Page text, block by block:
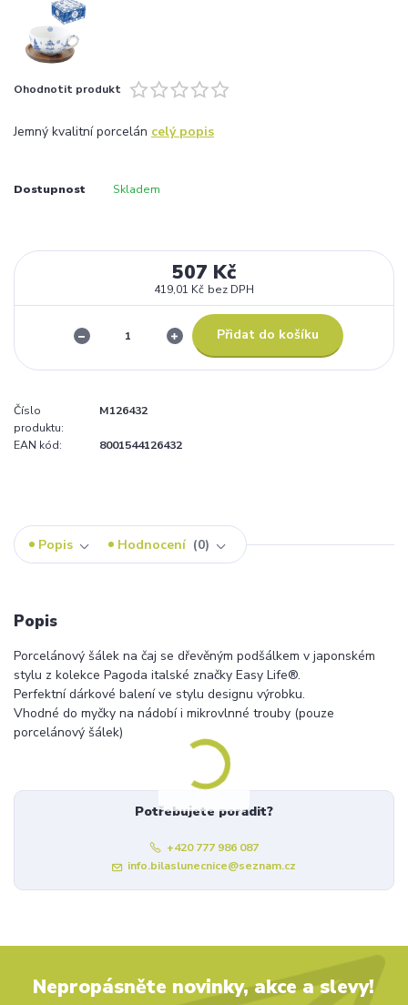
Ohodnotit produkt
Jemný kvalitní porcelán celý popis
Dostupnost Skladem
507 Kč
419,01 Kč bez DPH
Přidat do košíku
Číslo
produktu:
M126432
EAN kód: 8001544126432
Popis Hodnocení 0
Popis
Porcelánový šálek na čaj se dřevěným podšálkem v japonském
stylu z kolekce Pagoda italské značky Easy Life®.
Perfektní dárkové balení ve stylu designu výrobku.
Vhodné do myčky na nádobí i mikrovlnné trouby (pouze
porcelánový šálek)
Potřebujete poradit?
+420 777 986 087
info.bilaslunecnice@seznam.cz
Nepropásněte novinky, akce a slevy!